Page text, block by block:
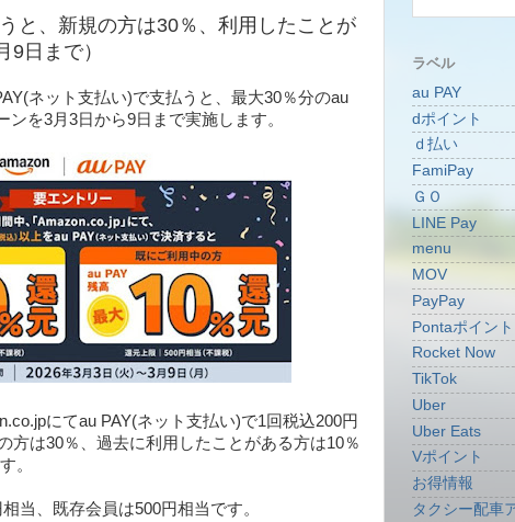
と、新規の方は30％、利用したことが
9日まで）
ネット支払い)で支払うと、最大30％分のau
ンを3月3日から9日まで実施します。
にてau PAY(ネット支払い)で1回税込200円
方は30％、過去に利用したことがある方は10％
。
当、既存会員は500円相当です。
ラベル
au PAY
dポイント
ｄ払い
FamiPay
ＧＯ
LINE Pay
menu
MOV
PayPay
Pontaポイント
Rocket Now
TikTok
Uber
Uber Eats
Vポイント
お得情報
タクシー配車